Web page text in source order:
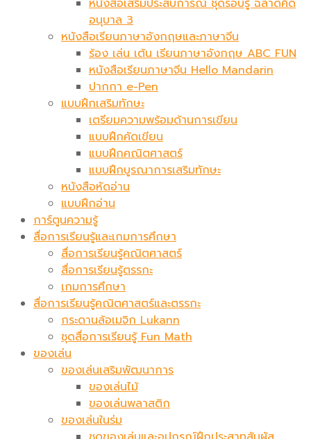
อนุบาล 3
หนังสือเรียนภาษาอังกฤษและภาษาจีน
ร้อง เล่น เต้น เรียนภาษาอังกฤษ ABC FUN
หนังสือเรียนภาษาจีน Hello Mandarin
ปากกา e-Pen
แบบฝึกเสริมทักษะ
เตรียมความพร้อมด้านการเขียน
แบบฝึกคัดเขียน
แบบฝึกคณิตศาสตร์
แบบฝึกบูรณาการเสริมทักษะ
หนังสือหัดอ่าน
แบบฝึกอ่าน
การ์ตูนความรู้
สื่อการเรียนรู้และเกมการศึกษา
สื่อการเรียนรู้คณิตศาสตร์
สื่อการเรียนรู้ตรรกะ
เกมการศึกษา
สื่อการเรียนรู้คณิตศาสตร์และตรรกะ
กระดานล้อเมจิก​ Lukann
ชุดสื่อการเรียนรู้ Fun Math
ของเล่น
ของเล่นเสริมพัฒนาการ
ของเล่นไม้
ของเล่นพลาสติก
ของเล่นในร่ม